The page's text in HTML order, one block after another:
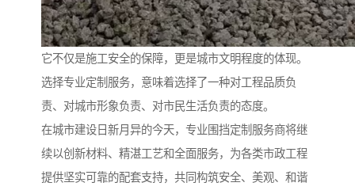
它不仅是施工安全的保障，更是城市文明程度的体现。
选择专业定制服务，意味着选择了一种对工程品质负
责、对城市形象负责、对市民生活负责的态度。
在城市建设日新月异的今天，专业围挡定制服务商将继
续以创新材料、精湛工艺和全面服务，为各类市政工程
提供坚实可靠的配套支持，共同构筑安全、美观、和谐